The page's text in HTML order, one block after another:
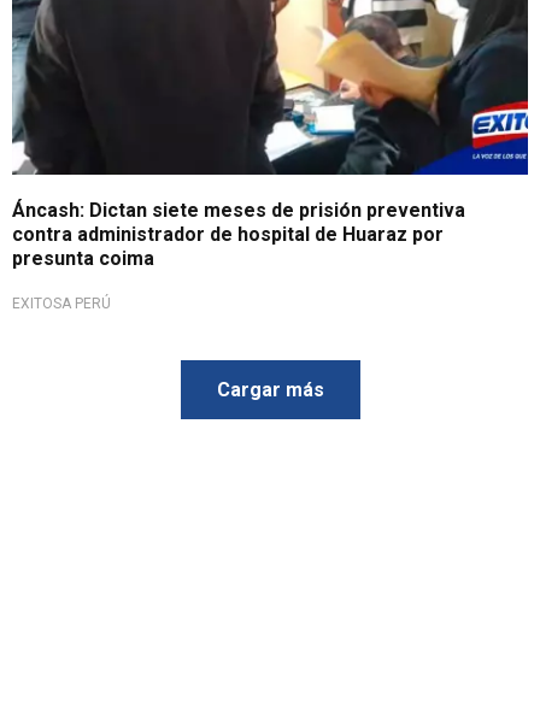
Áncash: Dictan siete meses de prisión preventiva
contra administrador de hospital de Huaraz por
presunta coima
EXITOSA PERÚ
Cargar más